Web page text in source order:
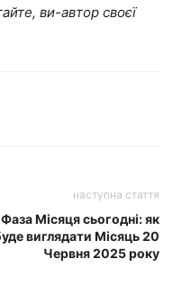
ви-автор своєї
наступна стаття
Фаза Місяця сьогодні: як
виглядати Місяць 20
Червня 2025 року